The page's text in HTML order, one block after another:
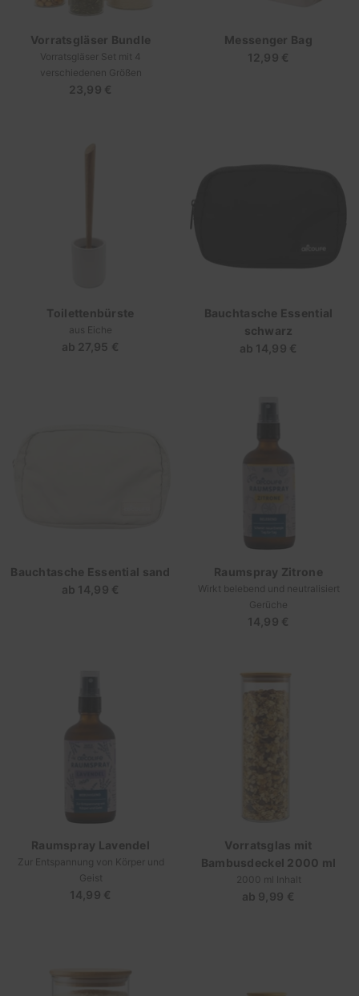
Vorratsgläser Bundle
Vorratsgläser Set mit 4
verschiedenen Größen
Regulärer
23,99 €
Messenger Bag
Regulärer
12,99 €
Toilettenbürste
aus Eiche
ab
Regulärer
27,95 €
Bauchtasche Essential
schwarz
ab
Regulärer
14,99 €
Bauchtasche Essential sand
ab
Regulärer
14,99 €
Raumspray Zitrone
Wirkt belebend und neutralisiert
Gerüche
Regulärer
14,99 €
Raumspray Lavendel
Zur Entspannung von Körper und
Geist
Regulärer
14,99 €
Vorratsglas mit
Bambusdeckel 2000 ml
2000 ml Inhalt
ab
Regulärer
9,99 €